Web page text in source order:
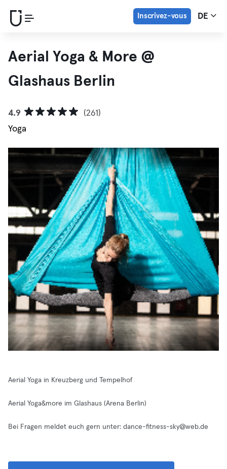
Inscrivez-vous DE
Aerial Yoga & More @
Glashaus Berlin
4.9
(261)
Yoga
Aerial Yoga in Kreuzberg und Tempelhof
Aerial Yoga&more im Glashaus (Arena Berlin)
Bei Fragen meldet euch gern unter: dance-fitness-sky@web.de